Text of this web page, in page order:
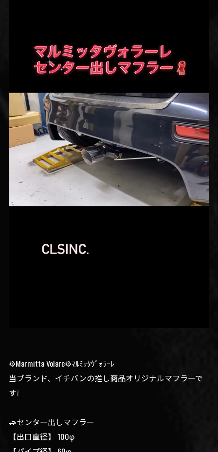
⚙️Marmitta Volare⚙️ﾏﾙﾐｯﾀｳﾞｫﾗｰﾚ
当ブランド、イチバンの推し商品オリジナルマフラーで
す❕
🚙センター出しマフラー
【出口直径】 100φ